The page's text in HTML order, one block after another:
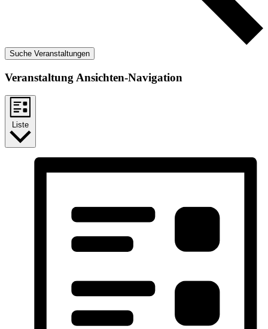
Suche Veranstaltungen
Veranstaltung Ansichten-Navigation
Liste